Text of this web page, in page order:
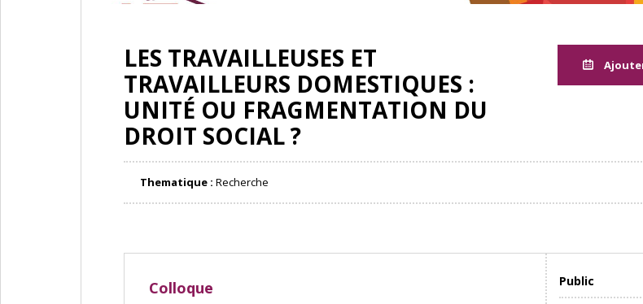
LES TRAVAILLEUSES ET
TRAVAILLEURS DOMESTIQUES :
UNITÉ OU FRAGMENTATION DU
DROIT SOCIAL ?
Thematique : Recherche
Colloque Public